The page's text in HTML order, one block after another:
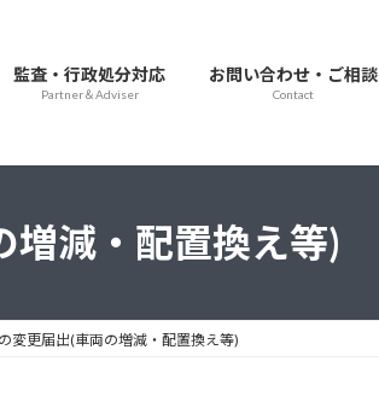
監査・行政処分対応
Partner＆Adviser
お問い合わせ・ご相談
Contact
増減・配置換え等)
変更届出(車両の増減・配置換え等)